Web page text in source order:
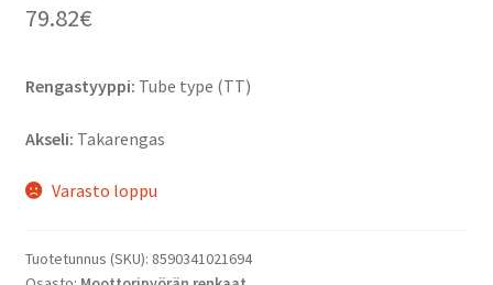
79.82€
Rengastyyppi: Tube type (TT)
Akseli: Takarengas
Varasto loppu
Tuotetunnus (SKU): 8590341021694